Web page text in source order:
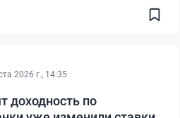
2026 г., 14:35
доходность по